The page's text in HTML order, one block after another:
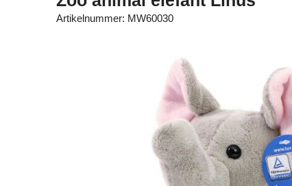
Artikelnummer: MW60030